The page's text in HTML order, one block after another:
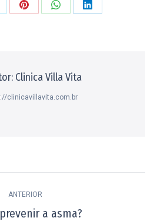
CompartilharCompartilharCompartilhar
Clinica Villa Vita
clinicavillavita.com.br
ANTERIOR
Posta asma?